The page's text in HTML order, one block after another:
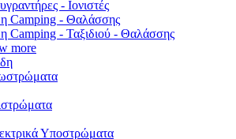
- Ιονιστές
Camping - Θαλάσσης
Camping - Ταξιδιού - Θαλάσσης
more
Υποστρώματα